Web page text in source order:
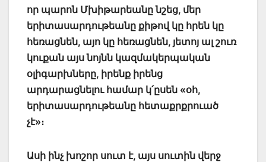
որ պարոն Մխիթարեանը նշեց, մեր
երիտասարդութեանը քիթով կը հրեն կը
հեռացնեն, այո կը հեռացնեն, յետոյ ալ շուռ
կուքան այս նոյնն կազմակերպական
օլիգարխները, իրենք իրենց
արդարացնելու համար կ՛ըսեն «օհ,
երիտասարդութեանը հետաքրքրուած
չէ»։
Ասի ինչ խոշոր սուտ է, այս սուտին վերջ